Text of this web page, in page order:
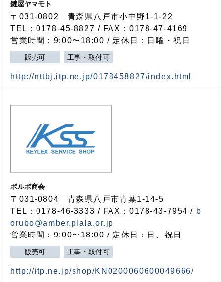
鍵屋ヤマモト
〒031-0802 青森県八戸市小中野1-1-22
TEL：0178-45-8827 / FAX：0178-47-4169
営業時間：9:00〜18:00 / 定休日：日曜・祝日
販売可 工事・取付可
http://nttbj.itp.ne.jp/0178458827/index.html
ボルボ商会
〒031-0804 青森県八戸市青葉1-14-5
TEL：0178-46-3333 / FAX：0178-43-7954 / b
orubo@amber.plala.or.jp
営業時間：9:00〜18:00 / 定休日：日、祝日
販売可 工事・取付可
http://itp.ne.jp/shop/KN0200060600049666/